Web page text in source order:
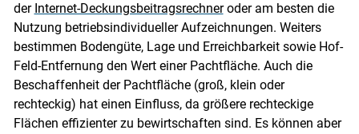
Skip to main content
der Internet-Deckungsbeitragsrechneroder am besten die
Nutzung betriebsindividueller Aufzeichnungen. Weiters
bestimmen Bodengüte, Lage und Erreichbarkeit sowie Hof-
Feld-Entfernung den Wert einer Pachtfläche. Auch die
Beschaffenheit der Pachtfläche (groß, klein oder
rechteckig) hat einen Einfluss, da größere rechteckige
Flächen effizienter zu bewirtschaften sind. Es können aber